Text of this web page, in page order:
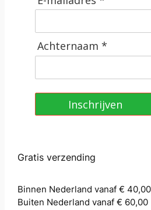
Achternaam *
Inschrijven
Gratis verzending
Binnen Nederland vanaf € 40,00
Buiten Nederland vanaf € 60,00